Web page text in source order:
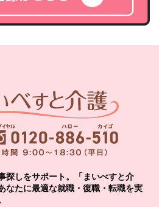
探しをサポート。「まいべすと介
なたに最適な就職・復職・転職を実